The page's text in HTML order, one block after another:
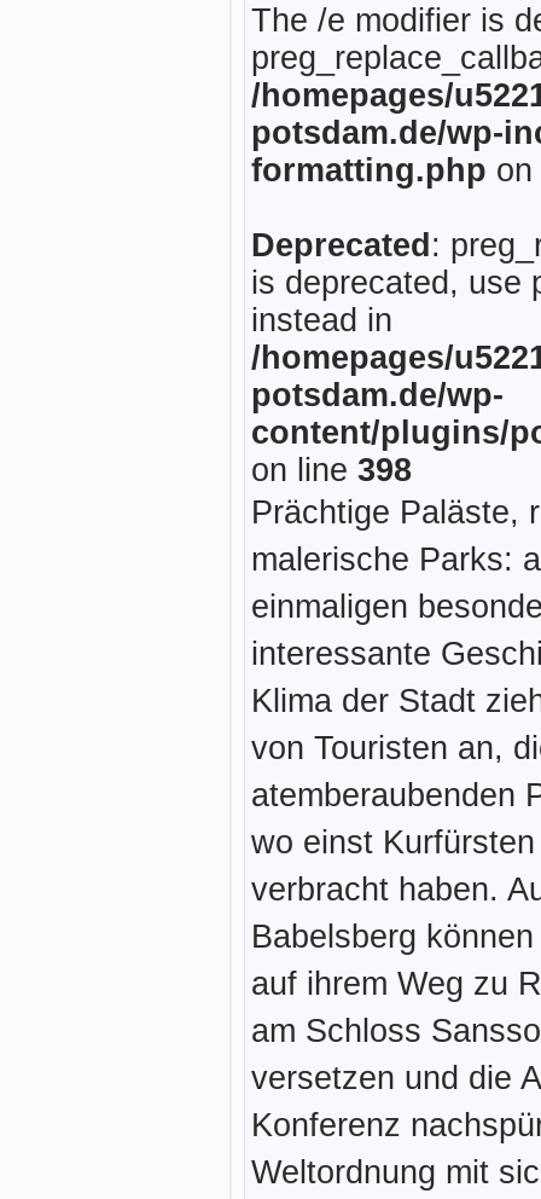
The /e modifier is
/homepages/
potsdam.de/wp-
formatting.php
Deprecated :
is deprecated, use
instead in
/homepages/
potsdam.de/wp-
content/plugins/
on line 398
Prächtige Paläste,
malerische Parks:
einmaligen
interessante
Klima der Stadt
von Touristen an,
atemberaubenden
wo einst
verbracht haben.
Babelsberg
auf ihrem Weg zu
am Schloss
versetzen und die
Konferenz
Weltordnung mit